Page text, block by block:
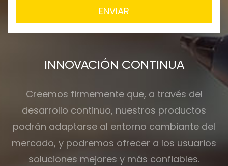
INNOVACIÓN CONTINUA
Creemos firmemente que, a través del
desarrollo continuo, nuestros productos
podrán adaptarse al entorno cambiante del
mercado, y podremos ofrecer a los usuarios
soluciones mejores y más confiables.
ENVIAR